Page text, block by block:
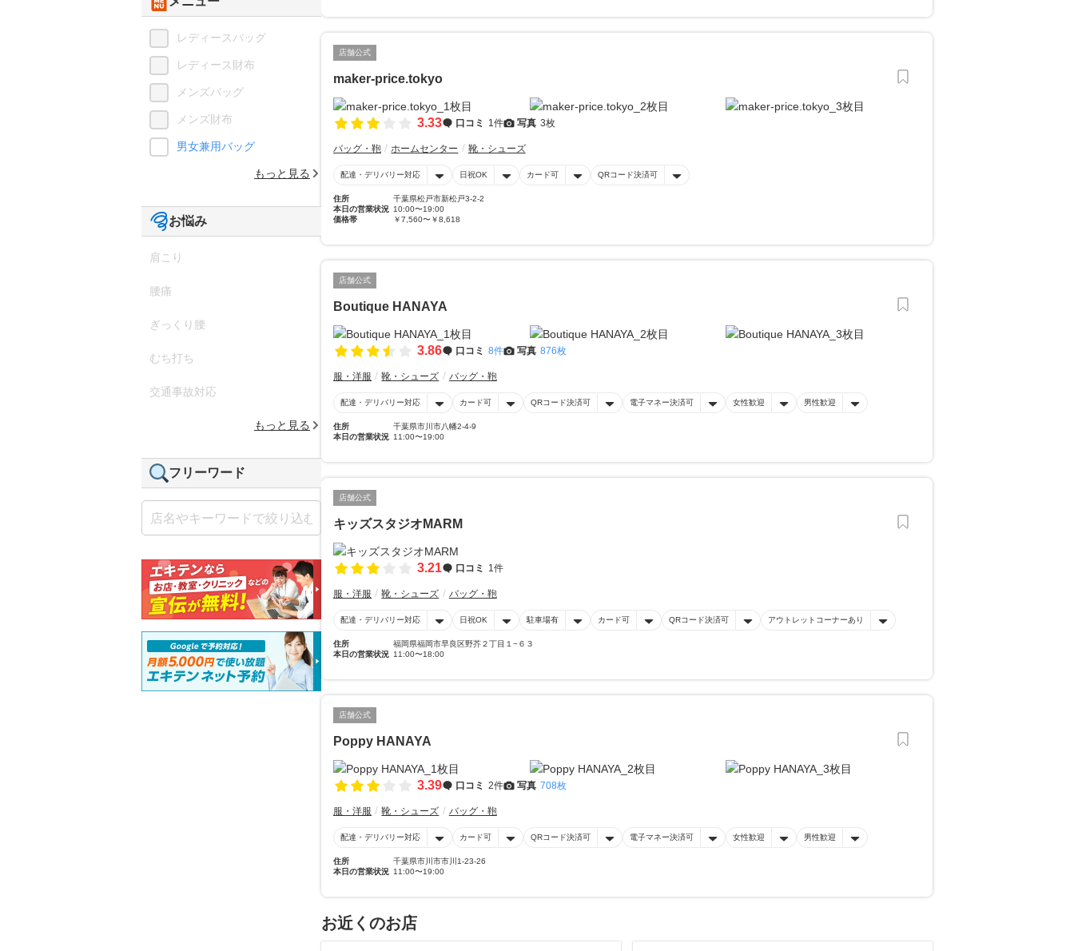
店舗公式
maker-price.tokyo
3.33 口コミ 1件 写真 3枚
バッグ・鞄 ホームセンター 靴・シューズ
配達・デリバリー対応 日祝OK カード可 QRコード決済可
住所
千葉県松戸市新松戸3-2-2
本日の営業状況 10:00〜19:00
価格帯
￥7,560〜￥8,618
店舗公式
Boutique HANAYA
3.86 口コミ 8件 写真 876枚
服・洋服 靴・シューズ バッグ・鞄
配達・デリバリー対応 カード可 QRコード決済可 電子マネー決済可 女性歓迎 男性歓迎
住所
千葉県市川市八幡2-4-9
本日の営業状況 11:00〜19:00
店舗公式
キッズスタジオMARM
3.21 口コミ 1件
服・洋服 靴・シューズ バッグ・鞄
配達・デリバリー対応 日祝OK 駐車場有 カード可 QRコード決済可 アウトレットコーナーあり
住所
福岡県福岡市早良区野芥２丁目１−６３
本日の営業状況 11:00〜18:00
店舗公式
Poppy HANAYA
3.39 口コミ 2件 写真 708枚
服・洋服 靴・シューズ バッグ・鞄
配達・デリバリー対応 カード可 QRコード決済可 電子マネー決済可 女性歓迎 男性歓迎
住所
千葉県市川市市川1-23-26
本日の営業状況 11:00〜19:00
お近くのお店
レディースバッグ
レディース財布
メンズバッグ
メンズ財布
男女兼用バッグ
もっと見る
お悩み
肩こり
腰痛
ぎっくり腰
むち打ち
交通事故対応
もっと見る
フリーワード